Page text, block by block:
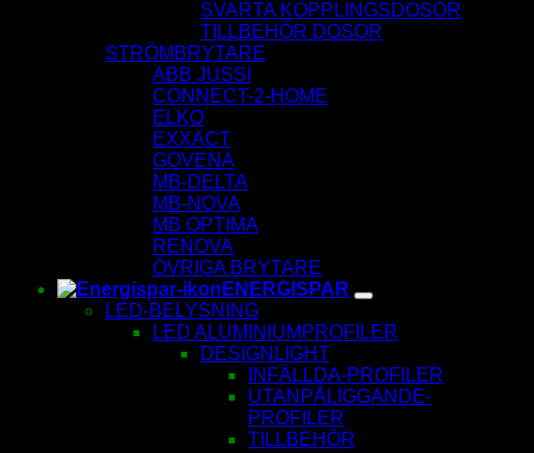
SVARTA KOPPLINGSDOSOR
TILLBEHÖR DOSOR
STRÖMBRYTARE
ABB JUSSI
CONNECT-2-HOME
ELKO
EXXACT
GOVENA
MB-DELTA
MB-NOVA
MB OPTIMA
RENOVA
ÖVRIGA BRYTARE
ENERGISPAR
LED-BELYSNING
LED ALUMINIUMPROFILER
DESIGNLIGHT
INFÄLLDA-PROFILER
UTANPÅLIGGANDE-
PROFILER
TILLBEHÖR